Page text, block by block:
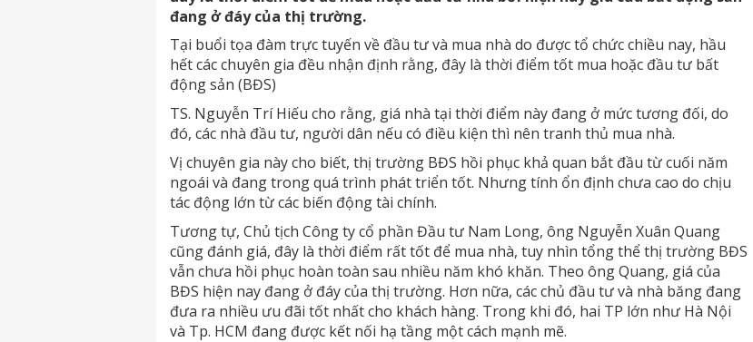
đang ở đáy của thị trường.
Tại buổi tọa đàm trực tuyến về đầu tư và mua nhà do được tổ chức chiều nay, hầu
hết các chuyên gia đều nhận định rằng, đây là thời điểm tốt mua hoặc đầu tư bất
động sản (BĐS)
TS. Nguyễn Trí Hiếu cho rằng, giá nhà tại thời điểm này đang ở mức tương đối, do
đó, các nhà đầu tư, người dân nếu có điều kiện thì nên tranh thủ mua nhà.
Vị chuyên gia này cho biết, thị trường BĐS hồi phục khả quan bắt đầu từ cuối năm
ngoái và đang trong quá trình phát triển tốt. Nhưng tính ổn định chưa cao do chịu
tác động lớn từ các biến động tài chính.
Tương tự, Chủ tịch Công ty cổ phần Đầu tư Nam Long, ông Nguyễn Xuân Quang
cũng đánh giá, đây là thời điểm rất tốt để mua nhà, tuy nhìn tổng thể thị trường BĐS
vẫn chưa hồi phục hoàn toàn sau nhiều năm khó khăn. Theo ông Quang, giá của
BĐS hiện nay đang ở đáy của thị trường. Hơn nữa, các chủ đầu tư và nhà băng đang
đưa ra nhiều ưu đãi tốt nhất cho khách hàng. Trong khi đó, hai TP lớn như Hà Nội
và Tp. HCM đang được kết nối hạ tầng một cách mạnh mẽ.